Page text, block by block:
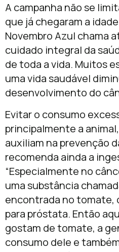
A campanha não se
que já chegaram a
Novembro Azul chama
cuidado integral da
de toda a vida. Muitos
uma vida saudável
desenvolvimento do
Evitar o consumo
principalmente a
auxiliam na prevenção
recomenda ainda a
“Especialmente no
uma substância
encontrada no tomate,
para próstata. Então
gostam de tomate, a
consumo dele e